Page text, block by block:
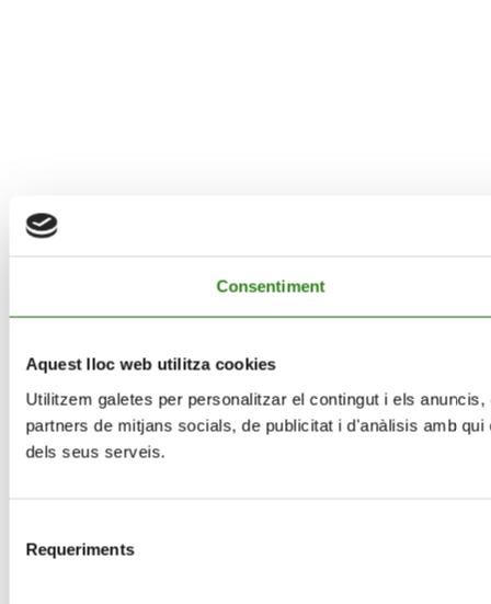
Consentiment
Aquest lloc web utilitza cookies
Utilitzem galetes per personalitzar el contingut i els
partners de mitjans socials, de publicitat i d'anàlisis amb
dels seus serveis.
Requeriments